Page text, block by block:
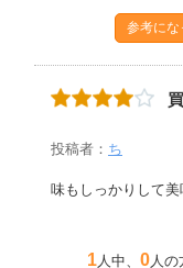
参考にな
投稿者： ち
味もしっかりして
1人中、 0人の